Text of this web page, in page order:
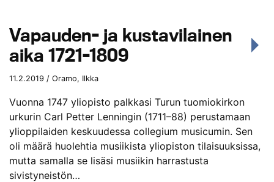
Vapauden- ja kustavilainen
aika 1721-1809
11.2.2019 / Oramo, Ilkka
Vuonna 1747 yliopisto palkkasi Turun tuomiokirkon
urkurin Carl Petter Lenningin (1711–88) perustamaan
ylioppilaiden keskuudessa collegium musicumin. Sen
oli määrä huolehtia musiikista yliopiston tilaisuuksissa,
mutta samalla se lisäsi musiikin harrastusta
sivistyneistön…